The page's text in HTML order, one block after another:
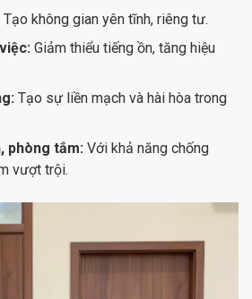
Tạo không gian yên tĩnh, riêng tư.
Giảm thiểu tiếng ồn, tăng hiệu
Tạo sự liền mạch và hài hòa trong
phòng tắm: Với khả năng chống
vượt trội.